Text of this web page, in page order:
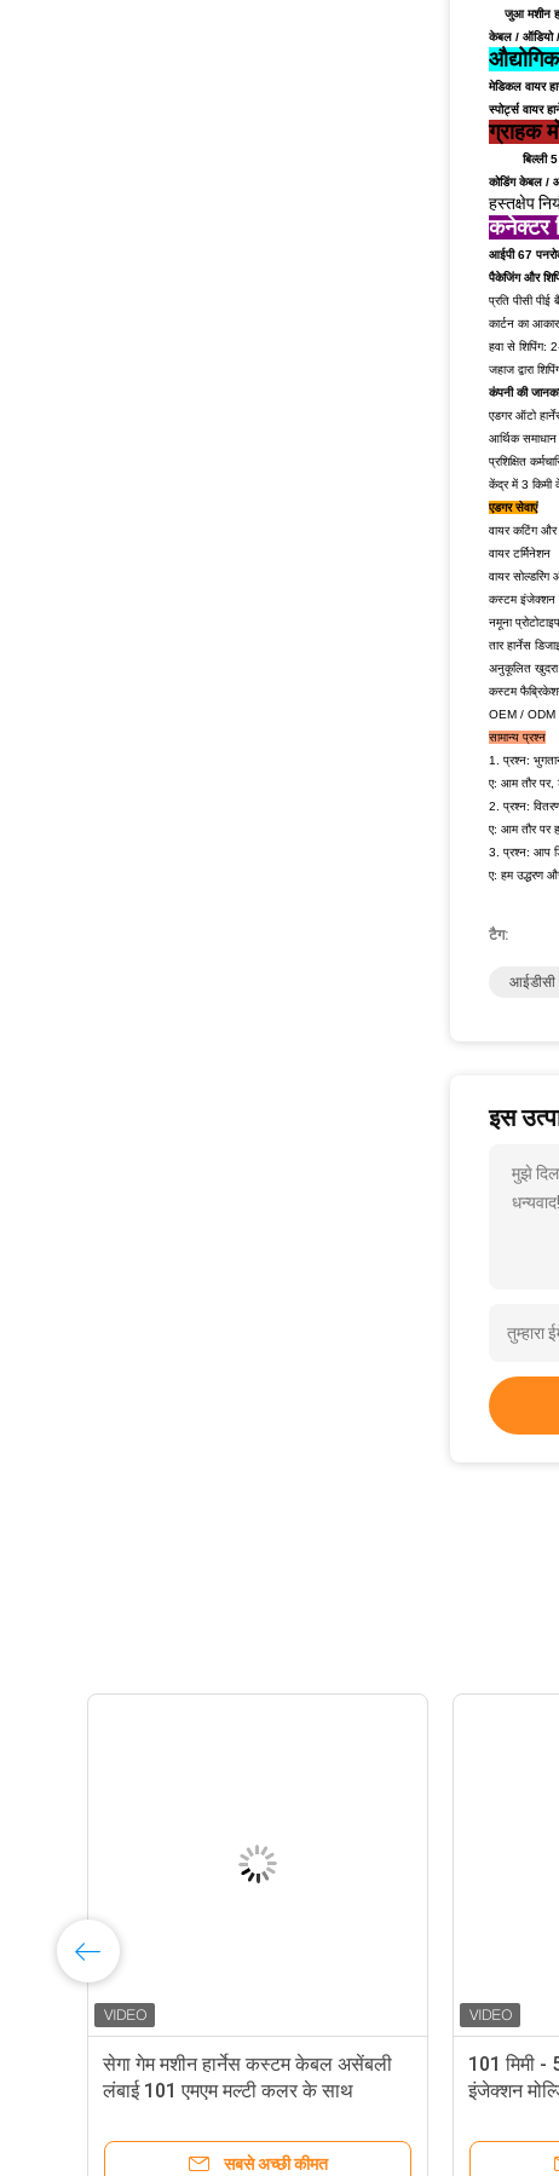
जुआ मशीन
केबल / ऑडियो /
मेडिकल वायर
स्पोर्ट्स वायर
ग्राहक
बिल्ली
कोडिंग केबल /
हस्तक्षेप
कनेक्टर
आईपी ​​67
पैकेजिंग और
प्रति पीसी पीई
कार्टन का
हवा से शिपिंग:
जहाज द्वारा
कंपनी की
एडगर ऑटो
आर्थिक
प्रशिक्षित
केंद्र में 3 किमी
एडगर सेवाएं
वायर कटिंग और
वायर टर्मिनेशन
वायर सोल्डरिंग
कस्टम इंजेक्शन
नमूना प्रोटोटाइप
तार हार्नेस
अनुकूलित
कस्टम
OEM / ODM
सामान्य प्रश्न
1. प्रश्न:
ए: आम तौर पर,
2. प्रश्न:
ए: आम तौर पर
3. प्रश्न: आप
ए: हम उद्धरण
टैग:
इस
मुझे
धन्यवाद!
सेगा गेम मशीन हार्नेस कस्टम केबल असेंबली
लंबाई 101 एमएम मल्टी कलर के साथ
सबसे अच्छी कीमत
101 मिमी -
इंजेक्शन